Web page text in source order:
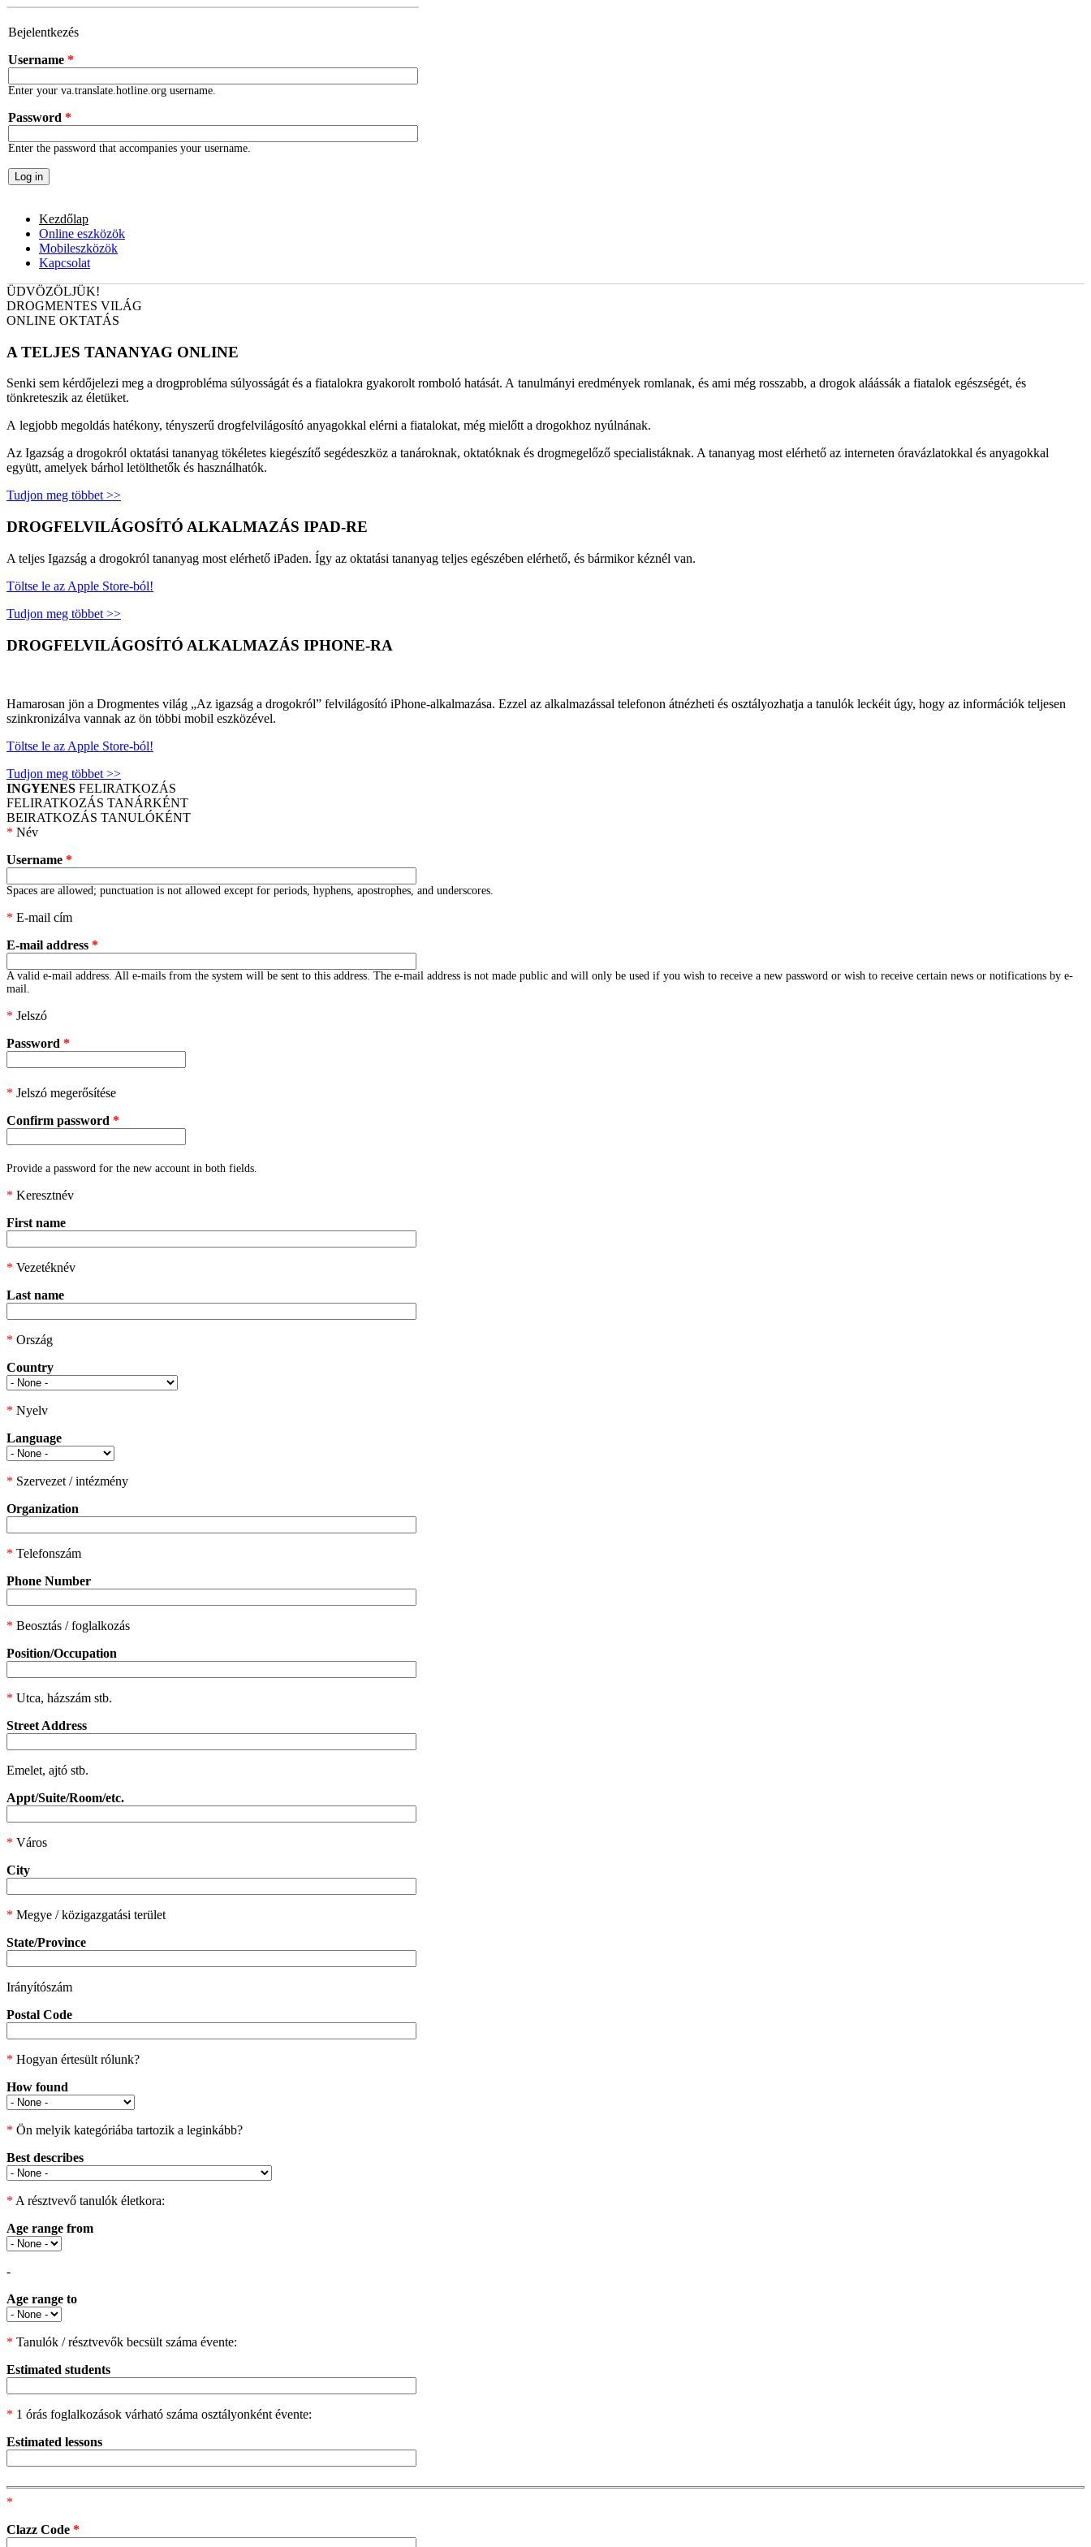
Bejelentkezés
Username *
Enter your va.translate.hotline.org username.
Password *
Enter the password that accompanies your username.
Kezdőlap
Online eszközök
Mobileszközök
Kapcsolat
ÜDVÖZÖLJÜK!
DROGMENTES VILÁG
ONLINE OKTATÁS
A TELJES TANANYAG ONLINE
Senki sem kérdőjelezi meg a drogprobléma súlyosságát és a fiatalokra gyakorolt romboló hatását. A tanulmányi eredmények romlanak, és ami még rosszabb, a drogok aláássák a fiatalok egészségét, és
tönkreteszik az életüket.
A legjobb megoldás hatékony, tényszerű drogfelvilágosító anyagokkal elérni a fiatalokat, még mielőtt a drogokhoz nyúlnának.
Az Igazság a drogokról oktatási tananyag tökéletes kiegészítő segédeszköz a tanároknak, oktatóknak és drogmegelőző specialistáknak. A tananyag most elérhető az interneten óravázlatokkal és anyagokkal
együtt, amelyek bárhol letölthetők és használhatók.
Tudjon meg többet >>
DROGFELVILÁGOSÍTÓ ALKALMAZÁS IPAD-RE
A teljes Igazság a drogokról tananyag most elérhető iPaden. Így az oktatási tananyag teljes egészében elérhető, és bármikor kéznél van.
Töltse le az Apple Store-ból!
Tudjon meg többet >>
DROGFELVILÁGOSÍTÓ ALKALMAZÁS IPHONE-RA
Hamarosan jön a Drogmentes világ „Az igazság a drogokról” felvilágosító iPhone-alkalmazása. Ezzel az alkalmazással telefonon átnézheti és osztályozhatja a tanulók leckéit úgy, hogy az információk teljesen
szinkronizálva vannak az ön többi mobil eszközével.
Töltse le az Apple Store-ból!
Tudjon meg többet >>
INGYENES FELIRATKOZÁS
FELIRATKOZÁS TANÁRKÉNT
BEIRATKOZÁS TANULÓKÉNT
* Név
Username *
Spaces are allowed; punctuation is not allowed except for periods, hyphens, apostrophes, and underscores.
* E-mail cím
E-mail address *
A valid e-mail address. All e-mails from the system will be sent to this address. The e-mail address is not made public and will only be used if you wish to receive a new password or wish to receive certain news or notifications by e-
mail.
* Jelszó
Password *
* Jelszó megerősítése
Confirm password *
Provide a password for the new account in both fields.
* Keresztnév
First name
* Vezetéknév
Last name
* Ország
Country
* Nyelv
Language
* Szervezet / intézmény
Organization
* Telefonszám
Phone Number
* Beosztás / foglalkozás
Position/Occupation
* Utca, házszám stb.
Street Address
Emelet, ajtó stb.
Appt/Suite/Room/etc.
* Város
City
* Megye / közigazgatási terület
State/Province
Irányítószám
Postal Code
* Hogyan értesült rólunk?
How found
* Ön melyik kategóriába tartozik a leginkább?
Best describes
* A résztvevő tanulók életkora:
Age range from
-
Age range to
* Tanulók / résztvevők becsült száma évente:
Estimated students
* 1 órás foglalkozások várható száma osztályonként évente:
Estimated lessons
*
Clazz Code *